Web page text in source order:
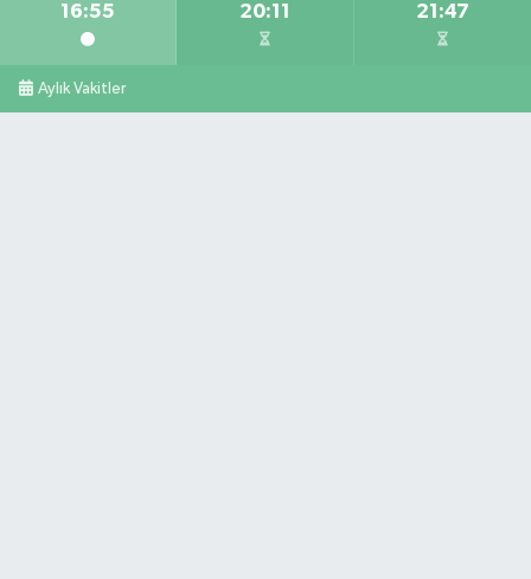
16:55 20:11 21:47
Aylık Vakitler